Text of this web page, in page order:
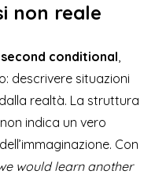
non reale
second conditional,
descrivere situazioni
realtà. La struttura
indica un vero
Con
would learn another